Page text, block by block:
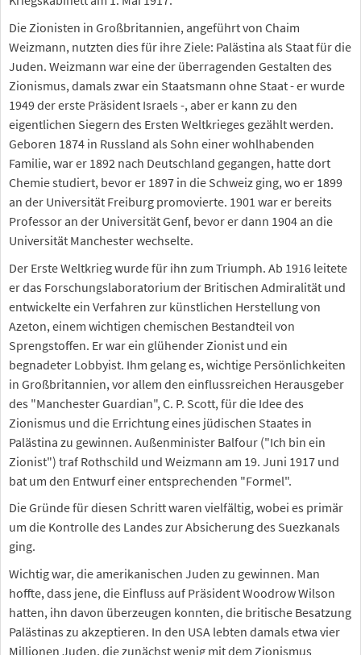
Die Zionisten in Großbritannien, angeführt von Chaim
Weizmann, nutzten dies für ihre Ziele: Palästina als Staat für die
Juden. Weizmann war eine der überragenden Gestalten des
Zionismus, damals zwar ein Staatsmann ohne Staat - er wurde
1949 der erste Präsident Israels -, aber er kann zu den
eigentlichen Siegern des Ersten Weltkrieges gezählt werden.
Geboren 1874 in Russland als Sohn einer wohlhabenden
Familie, war er 1892 nach Deutschland gegangen, hatte dort
Chemie studiert, bevor er 1897 in die Schweiz ging, wo er 1899
an der Universität Freiburg promovierte. 1901 war er bereits
Professor an der Universität Genf, bevor er dann 1904 an die
Universität Manchester wechselte.
Der Erste Weltkrieg wurde für ihn zum Triumph. Ab 1916 leitete
er das Forschungslaboratorium der Britischen Admiralität und
entwickelte ein Verfahren zur künstlichen Herstellung von
Azeton, einem wichtigen chemischen Bestandteil von
Sprengstoffen. Er war ein glühender Zionist und ein
begnadeter Lobbyist. Ihm gelang es, wichtige Persönlichkeiten
in Großbritannien, vor allem den einflussreichen Herausgeber
des "Manchester Guardian", C. P. Scott, für die Idee des
Zionismus und die Errichtung eines jüdischen Staates in
Palästina zu gewinnen. Außenminister Balfour ("Ich bin ein
Zionist") traf Rothschild und Weizmann am 19. Juni 1917 und
bat um den Entwurf einer entsprechenden "Formel".
Die Gründe für diesen Schritt waren vielfältig, wobei es primär
um die Kontrolle des Landes zur Absicherung des Suezkanals
ging.
Wichtig war, die amerikanischen Juden zu gewinnen. Man
hoffte, dass jene, die Einfluss auf Präsident Woodrow Wilson
hatten, ihn davon überzeugen konnten, die britische Besatzung
Palästinas zu akzeptieren. In den USA lebten damals etwa vier
Millionen Juden, die zunächst wenig mit dem Zionismus